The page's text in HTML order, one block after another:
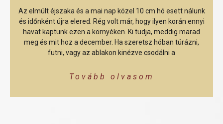
Az elmúlt éjszaka és a mai nap közel 10 cm hó esett nálunk
és időnként újra elered. Rég volt már, hogy ilyen korán ennyi
havat kaptunk ezen a környéken. Ki tudja, meddig marad
meg és mit hoz a december. Ha szeretsz hóban túrázni,
futni, vagy az ablakon kinézve csodálni a
Tovább olvasom